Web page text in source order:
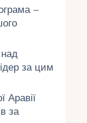
–
за цим
Аравії
за